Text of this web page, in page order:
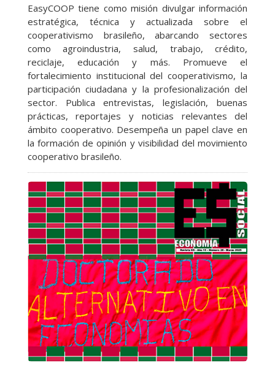
EasyCOOP tiene como misión divulgar información
estratégica, técnica y actualizada sobre el
cooperativismo brasileño, abarcando sectores
como agroindustria, salud, trabajo, crédito,
reciclaje, educación y más. Promueve el
fortalecimiento institucional del cooperativismo, la
participación ciudadana y la profesionalización del
sector. Publica entrevistas, legislación, buenas
prácticas, reportajes y noticias relevantes del
ámbito cooperativo. Desempeña un papel clave en
la formación de opinión y visibilidad del movimiento
cooperativo brasileño.